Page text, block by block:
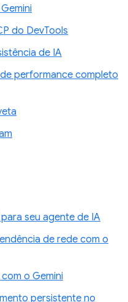
do DevTools
de IA
performance completo
seu agente de IA
de rede com o
o Gemini
persistente no